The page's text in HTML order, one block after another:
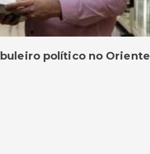
político no Oriente